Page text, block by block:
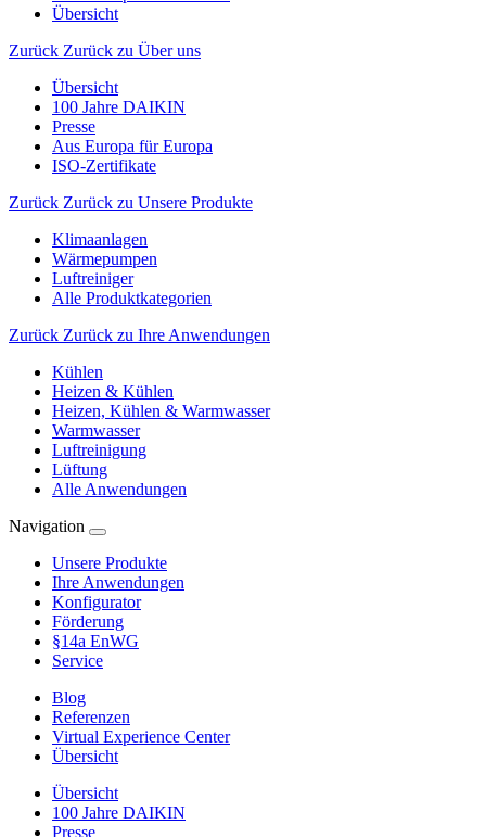
Übersicht
Zurück Zurück zu Über uns
Übersicht
100 Jahre DAIKIN
Presse
Aus Europa für Europa
ISO-Zertifikate
Zurück Zurück zu Unsere Produkte
Klimaanlagen
Wärmepumpen
Luftreiniger
Alle Produktkategorien
Zurück Zurück zu Ihre Anwendungen
Kühlen
Heizen & Kühlen
Heizen, Kühlen & Warmwasser
Warmwasser
Luftreinigung
Lüftung
Alle Anwendungen
Navigation
Unsere Produkte
Ihre Anwendungen
Konfigurator
Förderung
§14a EnWG
Service
Blog
Referenzen
Virtual Experience Center
Übersicht
Übersicht
100 Jahre DAIKIN
Presse